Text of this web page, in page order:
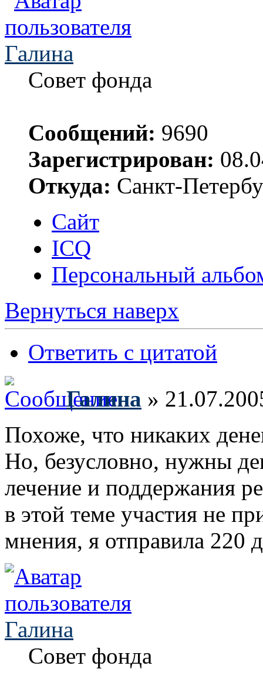
Галина
Совет фонда
Сообщений: 9690
Зарегистрирован:
Откуда: Санкт-
Сайт
ICQ
Персональный
Вернуться наверх
Ответить с цитатой
Галина »
Похоже, что никаких
Но, безусловно, нужны
лечение и поддержания
в этой теме участия не
мнения, я отправила 220
Галина
Совет фонда